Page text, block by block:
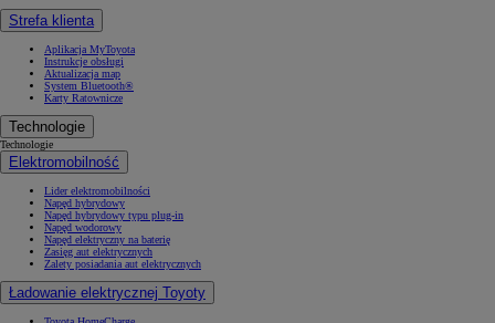
Strefa klienta
Aplikacja MyToyota
Instrukcje obsługi
Aktualizacja map
System Bluetooth®
Karty Ratownicze
Technologie
Technologie
Elektromobilność
Lider elektromobilności
Napęd hybrydowy
Napęd hybrydowy typu plug-in
Napęd wodorowy
Napęd elektryczny na baterię
Zasięg aut elektrycznych
Zalety posiadania aut elektrycznych
Ładowanie elektrycznej Toyoty